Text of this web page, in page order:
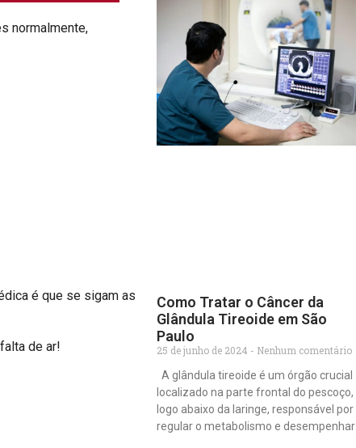
normalmente,
é que se sigam as
de ar!
Como Tratar o Câncer da
Glândula Tireoide em São
Paulo
25 de junho de 2024
Nenhum comentário
A glândula tireoide é um órgão crucial
localizado na parte frontal do pescoço,
logo abaixo da laringe, responsável por
regular o metabolismo e desempenhar